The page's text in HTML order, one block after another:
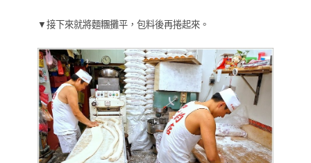
▼接下來就將麵糰攤平，包料後再捲起來。